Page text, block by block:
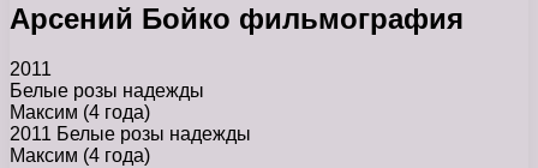
Арсений Бойко фильмография
2011
Белые розы надежды
Максим (4 года)
2011 Белые розы надежды
Максим (4 года)